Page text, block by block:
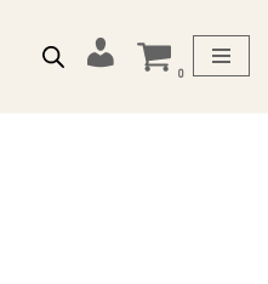
Mein
0